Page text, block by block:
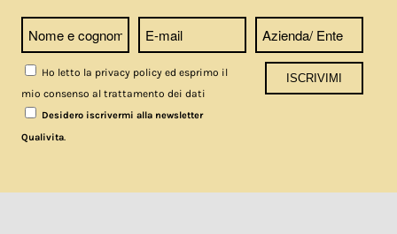
Ho letto la privacy policy ed esprimo il
mio consenso al trattamento dei dati
Desidero iscrivermi alla newsletter
Qualivita.